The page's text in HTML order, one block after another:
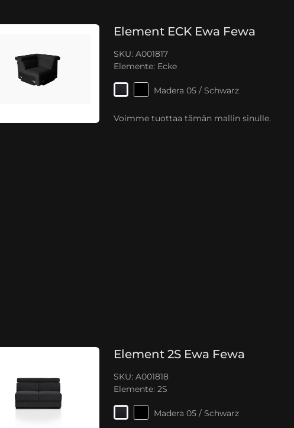
Element ECK Ewa Fewa
SKU: A001817
Elemente: Ecke
Madera 05 / Schwarz
Voimme tuottaa tämän mallin sinulle.
Element 2S Ewa Fewa
SKU: A001818
Elemente: 2S
Madera 05 / Schwarz